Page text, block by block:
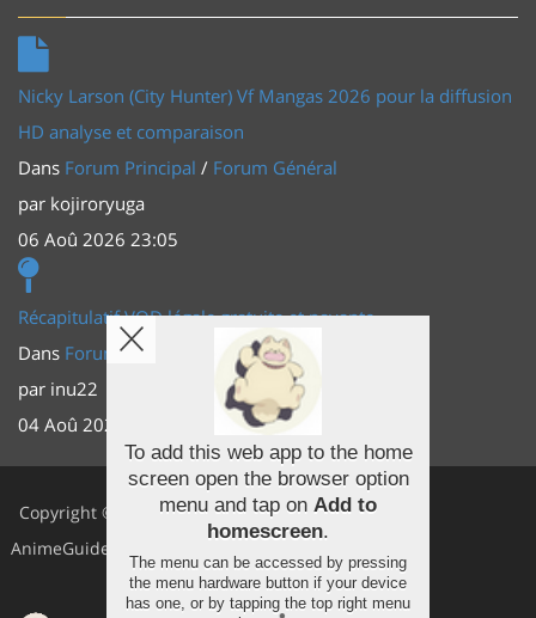
Nicky Larson (City Hunter) Vf Mangas 2026 pour la diffusion
HD analyse et comparaison
Dans Forum Principal / Forum Général
par kojiroryuga
06 Aoû 2026 23:05
Récapitulatif VOD légale gratuite et payante
Dans Forum Principal
Actus (TV, vidéo, web)
par inu22
04 Aoû 2026 20:30
Copyright ©
AnimeGuides
Facebook
Youtube
Twitter
To add this web app to the home
screen open the browser option
menu and tap on Add to
homescreen.
The menu can be accessed by pressing
the menu hardware button if your device
has one, or by tapping the top right menu